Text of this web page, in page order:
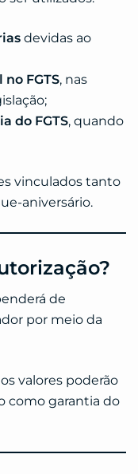
devidas ao
FGTS, nas
do FGTS, quando
vinculados tanto
aniversário.
de
por meio da
valores poderão
como garantia do